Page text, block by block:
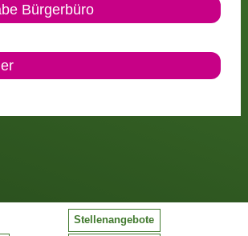
Bürgerbüro
Stellenangebote